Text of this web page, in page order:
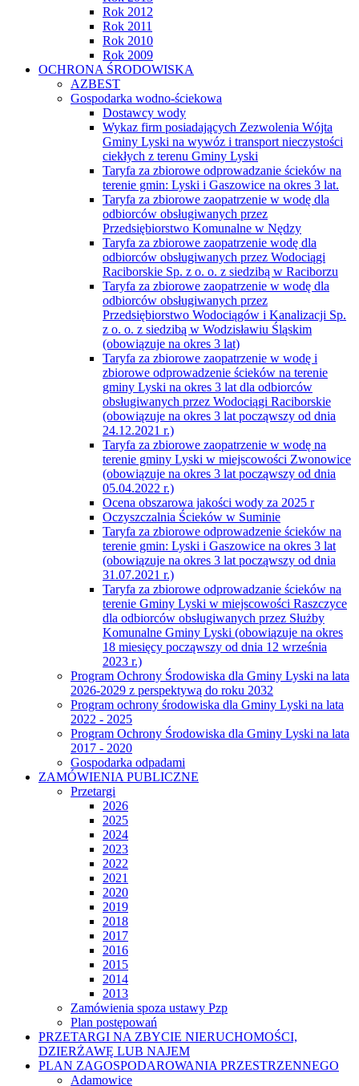
Rok 2012
Rok 2011
Rok 2010
Rok 2009
OCHRONA ŚRODOWISKA
AZBEST
Gospodarka wodno-ściekowa
Dostawcy wody
Wykaz firm posiadających Zezwolenia Wójta
Gminy Lyski na wywóz i transport nieczystości
ciekłych z terenu Gminy Lyski
Taryfa za zbiorowe odprowadzanie ścieków na
terenie gmin: Lyski i Gaszowice na okres 3 lat.
Taryfa za zbiorowe zaopatrzenie w wodę dla
odbiorców obsługiwanych przez
Przedsiębiorstwo Komunalne w Nędzy
Taryfa za zbiorowe zaopatrzenie wodę dla
odbiorców obsługiwanych przez Wodociągi
Raciborskie Sp. z o. o. z siedzibą w Raciborzu
Taryfa za zbiorowe zaopatrzenie w wodę dla
odbiorców obsługiwanych przez
Przedsiębiorstwo Wodociągów i Kanalizacji Sp.
z o. o. z siedzibą w Wodzisławiu Śląskim
(obowiązuje na okres 3 lat)
Taryfa za zbiorowe zaopatrzenie w wodę i
zbiorowe odprowadzenie ścieków na terenie
gminy Lyski na okres 3 lat dla odbiorców
obsługiwanych przez Wodociągi Raciborskie
(obowiązuje na okres 3 lat począwszy od dnia
24.12.2021 r.)
Taryfa za zbiorowe zaopatrzenie w wodę na
terenie gminy Lyski w miejscowości Zwonowice
(obowiązuje na okres 3 lat począwszy od dnia
05.04.2022 r.)
Ocena obszarowa jakości wody za 2025 r
Oczyszczalnia Ścieków w Suminie
Taryfa za zbiorowe odprowadzenie ścieków na
terenie gmin: Lyski i Gaszowice na okres 3 lat
(obowiązuje na okres 3 lat począwszy od dnia
31.07.2021 r.)
Taryfa za zbiorowe odprowadzanie ścieków na
terenie Gminy Lyski w miejscowości Raszczyce
dla odbiorców obsługiwanych przez Służby
Komunalne Gminy Lyski (obowiązuje na okres
18 miesięcy począwszy od dnia 12 września
2023 r.)
Program Ochrony Środowiska dla Gminy Lyski na lata
2026-2029 z perspektywą do roku 2032
Program ochrony środowiska dla Gminy Lyski na lata
2022 - 2025
Program Ochrony Środowiska dla Gminy Lyski na lata
2017 - 2020
Gospodarka odpadami
ZAMÓWIENIA PUBLICZNE
Przetargi
2026
2025
2024
2023
2022
2021
2020
2019
2018
2017
2016
2015
2014
2013
Zamówienia spoza ustawy Pzp
Plan postępowań
PRZETARGI NA ZBYCIE NIERUCHOMOŚCI,
DZIERŻAWĘ LUB NAJEM
PLAN ZAGOSPODAROWANIA PRZESTRZENNEGO
Adamowice